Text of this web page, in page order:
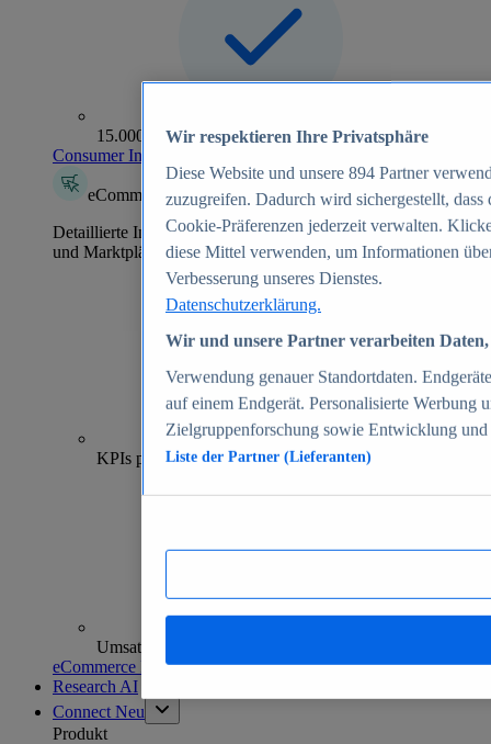
15.000+ Marken
Consumer Insights entdecken
eCommerce Insights
Detaillierte Informationen zu mehr als 39.000 Online-Shops
und Marktplätzen
70+
KPIs pro Shop
Umsatzanalysen und -prognosen
eCommerce Insights entdecken
Research AI
Connect Neu
Produkt
Wir respektieren Ihre Privatsphäre
Diese Website und unsere 894 Partner
zuzugreifen. Dadurch wird sichergestellt,
Cookie-Präferenzen jederzeit verwalten.
diese Mittel verwenden, um Informationen
Verbesserung unseres Dienstes.
Datenschutzerklärung.
Wir und unsere Partner verarbeiten
Verwendung genauer Standortdaten.
auf einem Endgerät. Personalisierte Werbung
Zielgruppenforschung sowie Entwicklung
Liste der Partner (Lieferanten)